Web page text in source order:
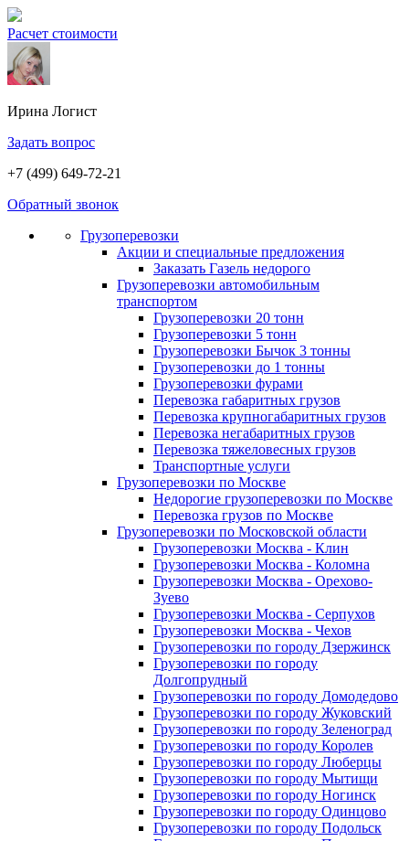
Расчет стоимости
Ирина Логист
Задать вопрос
+7 (499) 649-72-21
Обратный звонок
Грузоперевозки
Акции и специальные предложения
Заказать Газель недорого
Грузоперевозки автомобильным
транспортом
Грузоперевозки 20 тонн
Грузоперевозки 5 тонн
Грузоперевозки Бычок 3 тонны
Грузоперевозки до 1 тонны
Грузоперевозки фурами
Перевозка габаритных грузов
Перевозка крупногабаритных грузов
Перевозка негабаритных грузов
Перевозка тяжеловесных грузов
Транспортные услуги
Грузоперевозки по Москве
Недорогие грузоперевозки по Москве
Перевозка грузов по Москве
Грузоперевозки по Московской области
Грузоперевозки Москва - Клин
Грузоперевозки Москва - Коломна
Грузоперевозки Москва - Орехово-
Зуево
Грузоперевозки Москва - Серпухов
Грузоперевозки Москва - Чехов
Грузоперевозки по городу Дзержинск
Грузоперевозки по городу
Долгопрудный
Грузоперевозки по городу Домодедово
Грузоперевозки по городу Жуковский
Грузоперевозки по городу Зеленоград
Грузоперевозки по городу Королев
Грузоперевозки по городу Люберцы
Грузоперевозки по городу Мытищи
Грузоперевозки по городу Ногинск
Грузоперевозки по городу Одинцово
Грузоперевозки по городу Подольск